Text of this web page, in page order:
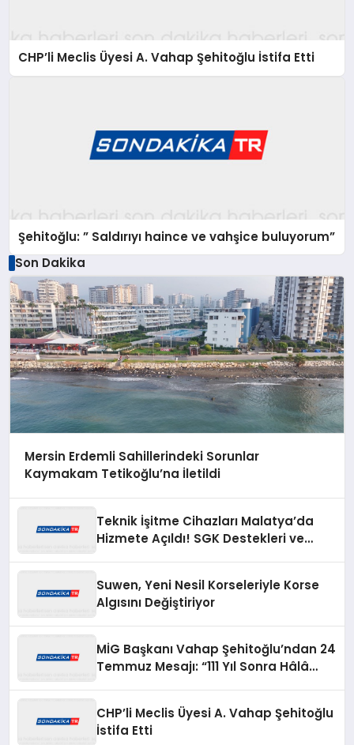
CHP’li Meclis Üyesi A. Vahap Şehitoğlu İstifa Etti
Şehitoğlu: ” Saldırıyı haince ve vahşice buluyorum”
Son Dakika
Mersin Erdemli Sahillerindeki Sorunlar
Kaymakam Tetikoğlu’na İletildi
Teknik İşitme Cihazları Malatya’da
Hizmete Açıldı! SGK Destekleri ve
Suwen, Yeni Nesil Korseleriyle Korse
Algısını Değiştiriyor
MİG Başkanı Vahap Şehitoğlu’ndan 24
Temmuz Mesajı: “111 Yıl Sonra Hâlâ
CHP’li Meclis Üyesi A. Vahap Şehitoğlu
İstifa Etti